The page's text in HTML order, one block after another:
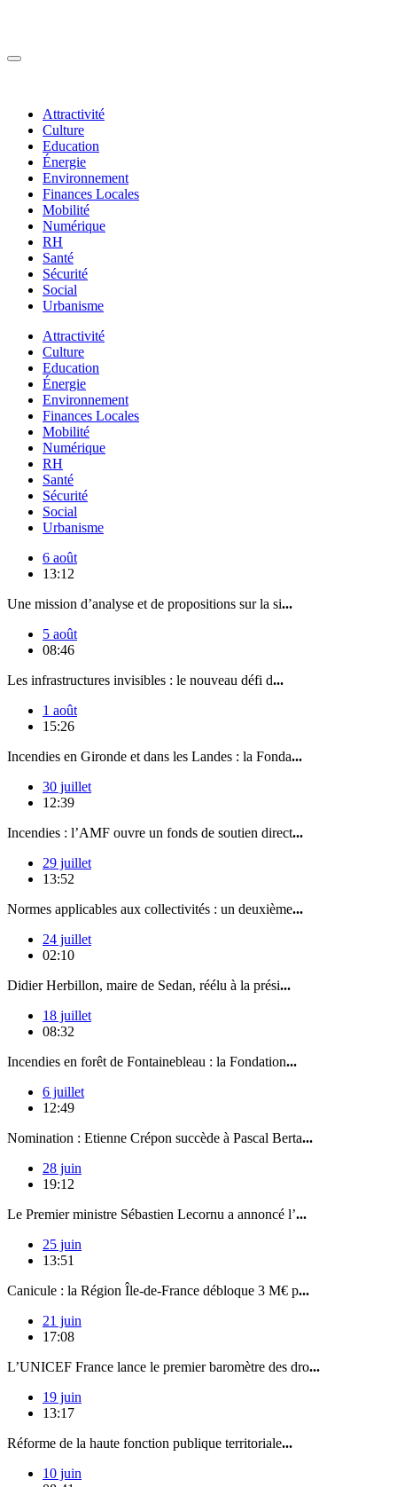
Attractivité
Culture
Education
Énergie
Environnement
Finances Locales
Mobilité
Numérique
RH
Santé
Sécurité
Social
Urbanisme
Attractivité
Culture
Education
Énergie
Environnement
Finances Locales
Mobilité
Numérique
RH
Santé
Sécurité
Social
Urbanisme
6 août
13:12
Une mission d’analyse et de propositions sur la si...
5 août
08:46
Les infrastructures invisibles : le nouveau défi d...
1 août
15:26
Incendies en Gironde et dans les Landes : la Fonda...
30 juillet
12:39
Incendies : l’AMF ouvre un fonds de soutien direct...
29 juillet
13:52
Normes applicables aux collectivités : un deuxième...
24 juillet
02:10
Didier Herbillon, maire de Sedan, réélu à la prési...
18 juillet
08:32
Incendies en forêt de Fontainebleau : la Fondation...
6 juillet
12:49
Nomination : Etienne Crépon succède à Pascal Berta...
28 juin
19:12
Le Premier ministre Sébastien Lecornu a annoncé l’...
25 juin
13:51
Canicule : la Région Île-de-France débloque 3 M€ p...
21 juin
17:08
L’UNICEF France lance le premier baromètre des dro...
19 juin
13:17
Réforme de la haute fonction publique territoriale...
10 juin